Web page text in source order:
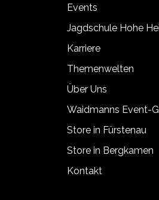
Events
Jagdschule Hohe
Karriere
Themenwelten
Über Uns
Waidmanns Event-
Store in Fürstenau
Store in Bergkamen
Kontakt